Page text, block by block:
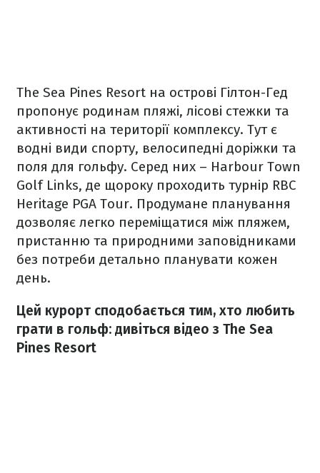
The Sea Pines Resort на острові Гілтон-Гед
пропонує родинам пляжі, лісові стежки та
активності на території комплексу. Тут є
водні види спорту, велосипедні доріжки та
поля для гольфу. Серед них – Harbour Town
Golf Links, де щороку проходить турнір RBC
Heritage PGA Tour. Продумане планування
дозволяє легко переміщатися між пляжем,
пристанню та природними заповідниками
без потреби детально планувати кожен
день.
Цей курорт сподобається тим, хто любить
грати в гольф: дивіться відео з The Sea
Pines Resort